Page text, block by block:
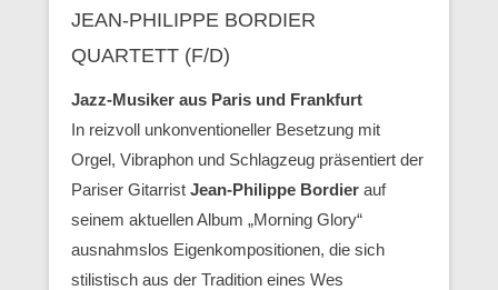
JEAN-PHILIPPE BORDIER
QUARTETT (F/D)
Jazz-Musiker aus Paris und Frankfurt
In reizvoll unkonventioneller Besetzung mit
Orgel, Vibraphon und Schlagzeug präsentiert der
Pariser Gitarrist Jean-Philippe Bordier auf
seinem aktuellen Album „Morning Glory“
ausnahmslos Eigenkompositionen, die sich
stilistisch aus der Tradition eines Wes